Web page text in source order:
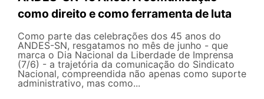
como direito e como ferramenta de luta
Como parte das celebrações dos 45 anos do
ANDES-SN, resgatamos no mês de junho - que
marca o Dia Nacional da Liberdade de Imprensa
(7/6) - a trajetória da comunicação do Sindicato
Nacional, compreendida não apenas como suporte
administrativo, mas como...